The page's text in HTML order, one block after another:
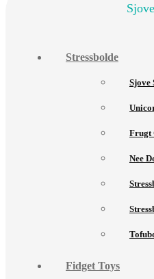
Stressbolde
Sjove
Frugt
Nee
Fidget Toys